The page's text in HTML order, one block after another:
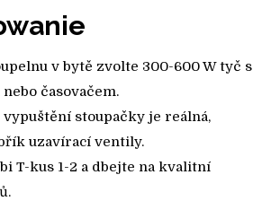
v bytě zvolte 300-600 W tyč s
časovačem.
vypuštění stoupačky je reálná,
uzavírací ventily.
T-kus 1-2 a dbejte na kvalitní